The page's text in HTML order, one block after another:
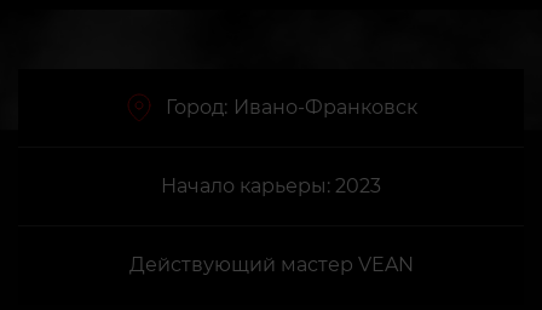
Город: Ивано-Франковск
Начало карьеры: 2023
Действующий мастер VEAN